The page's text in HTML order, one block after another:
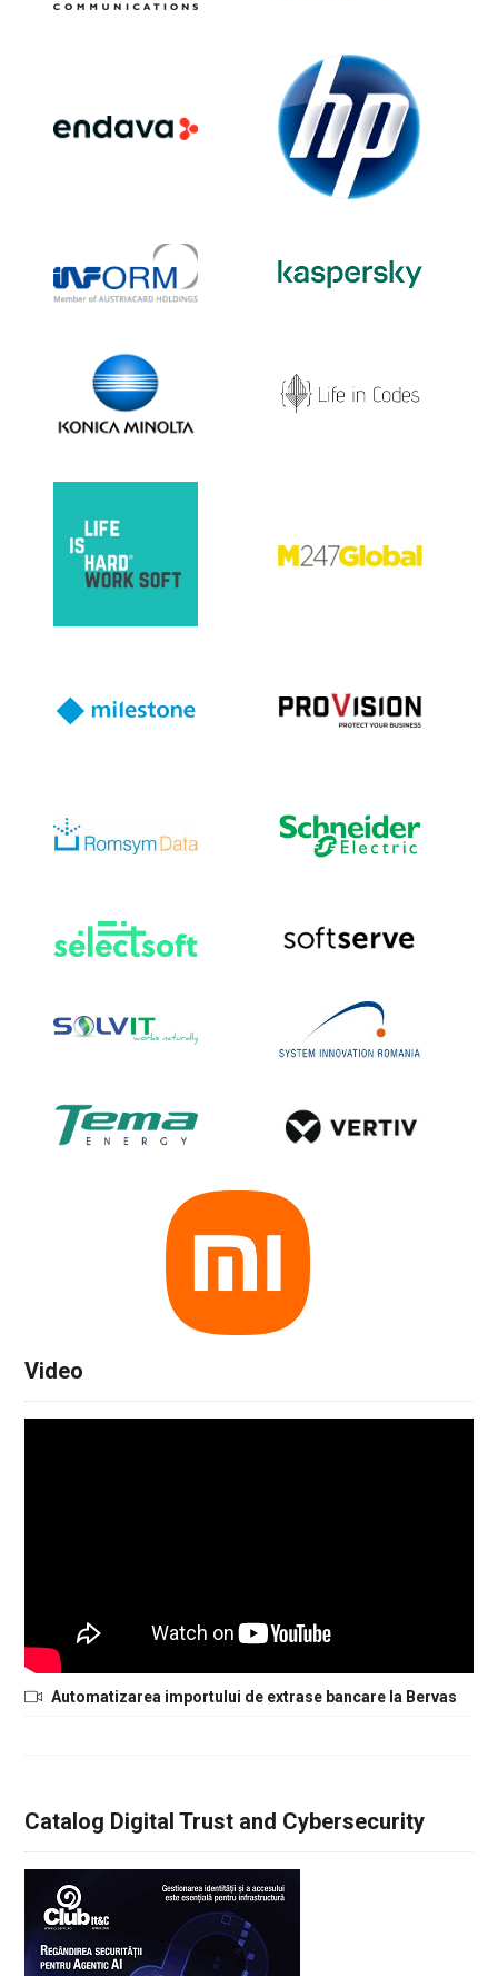
Video
Automatizarea importului de extrase bancare la Bervas
Catalog Digital Trust and Cybersecurity